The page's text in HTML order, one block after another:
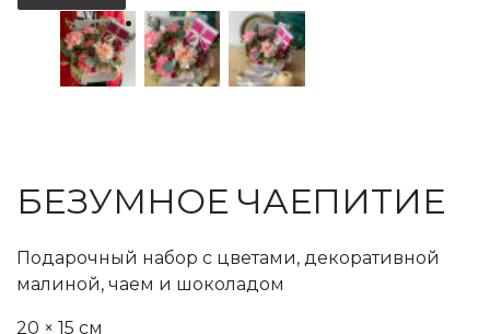
БЕЗУМНОЕ ЧАЕПИТИЕ
Подарочный набор с цветами, декоративной
малиной, чаем и шоколадом
20 × 15 см